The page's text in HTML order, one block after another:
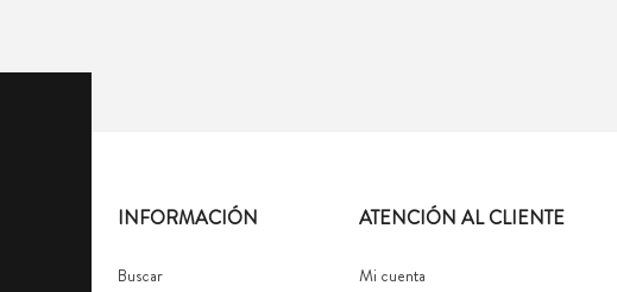
INFORMACIÓN
Buscar
ATENCIÓN AL CLIENTE
Mi cuenta